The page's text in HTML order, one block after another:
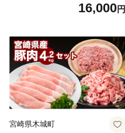
16,000円
宮崎県木城町